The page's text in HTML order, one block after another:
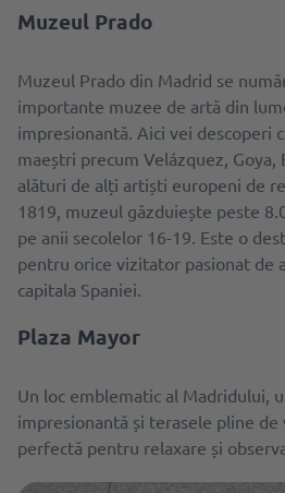
Muzeul Prado
Muzeul Prado din Madrid se
importante muzee de artă din
impresionantă. Aici vei descoperi
maeștri precum Velázquez, Goya,
alături de alți artiști europeni de
1819, muzeul găzduiește peste
pe anii secolelor 16-19. Este o
pentru orice vizitator pasionat de
capitala Spaniei.
Plaza Mayor
Un loc emblematic al Madridului,
impresionantă și terasele pline de
perfectă pentru relaxare și